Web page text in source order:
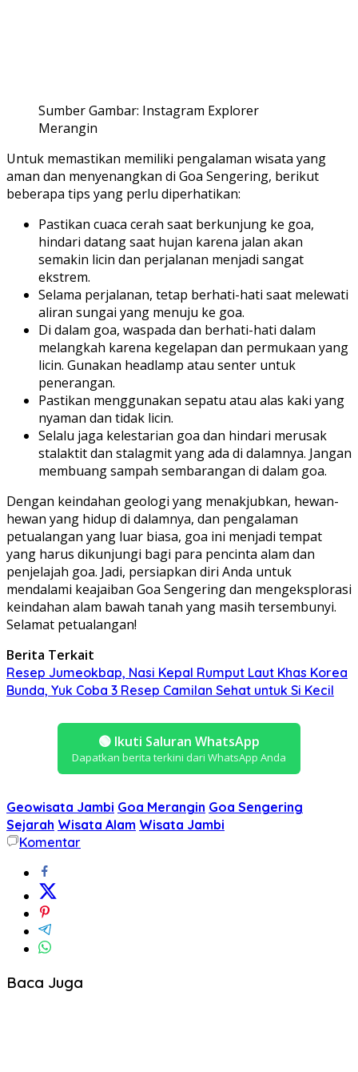
Sumber Gambar: Instagram Explorer
Merangin
Untuk memastikan memiliki pengalaman wisata yang
aman dan menyenangkan di Goa Sengering, berikut
beberapa tips yang perlu diperhatikan:
Pastikan cuaca cerah saat berkunjung ke goa,
hindari datang saat hujan karena jalan akan
semakin licin dan perjalanan menjadi sangat
ekstrem.
Selama perjalanan, tetap berhati-hati saat melewati
aliran sungai yang menuju ke goa.
Di dalam goa, waspada dan berhati-hati dalam
melangkah karena kegelapan dan permukaan yang
licin. Gunakan headlamp atau senter untuk
penerangan.
Pastikan menggunakan sepatu atau alas kaki yang
nyaman dan tidak licin.
Selalu jaga kelestarian goa dan hindari merusak
stalaktit dan stalagmit yang ada di dalamnya. Jangan
membuang sampah sembarangan di dalam goa.
Dengan keindahan geologi yang menakjubkan, hewan-
hewan yang hidup di dalamnya, dan pengalaman
petualangan yang luar biasa, goa ini menjadi tempat
yang harus dikunjungi bagi para pencinta alam dan
penjelajah goa. Jadi, persiapkan diri Anda untuk
mendalami keajaiban Goa Sengering dan mengeksplorasi
keindahan alam bawah tanah yang masih tersembunyi.
Selamat petualangan!
Berita Terkait
Resep Jumeokbap, Nasi Kepal Rumput Laut Khas Korea
Bunda, Yuk Coba 3 Resep Camilan Sehat untuk Si Kecil
🟢 Ikuti Saluran WhatsApp
Dapatkan berita terkini dari WhatsApp Anda
Geowisata Jambi Goa Merangin Goa Sengering
Sejarah Wisata Alam Wisata Jambi
Komentar
Baca Juga